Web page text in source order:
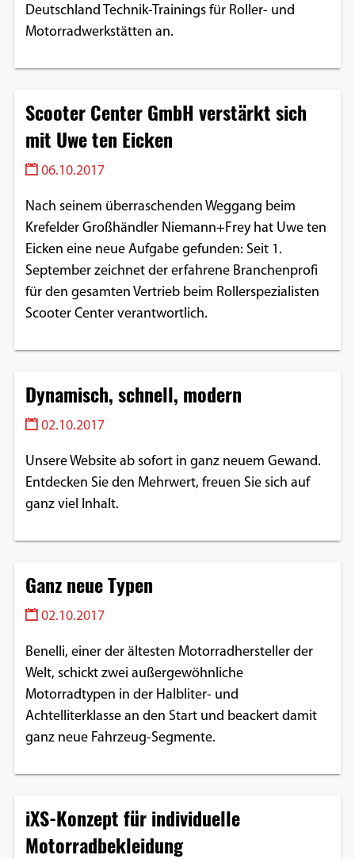
Deutschland Technik-Trainings für Roller- und
Motorradwerkstätten an.
Scooter Center GmbH verstärkt sich
mit Uwe ten Eicken
06.10.2017
Nach seinem überraschenden Weggang beim
Krefelder Großhändler Niemann+Frey hat Uwe ten
Eicken eine neue Aufgabe gefunden: Seit 1.
September zeichnet der erfahrene Branchenprofi
für den gesamten Vertrieb beim Rollerspezialisten
Scooter Center verantwortlich.
Dynamisch, schnell, modern
02.10.2017
Unsere Website ab sofort in ganz neuem Gewand.
Entdecken Sie den Mehrwert, freuen Sie sich auf
ganz viel Inhalt.
Ganz neue Typen
02.10.2017
Benelli, einer der ältesten Motorradhersteller der
Welt, schickt zwei außergewöhnliche
Motorradtypen in der Halbliter- und
Achtelliterklasse an den Start und beackert damit
ganz neue Fahrzeug-Segmente.
iXS-Konzept für individuelle
Motorradbekleidung